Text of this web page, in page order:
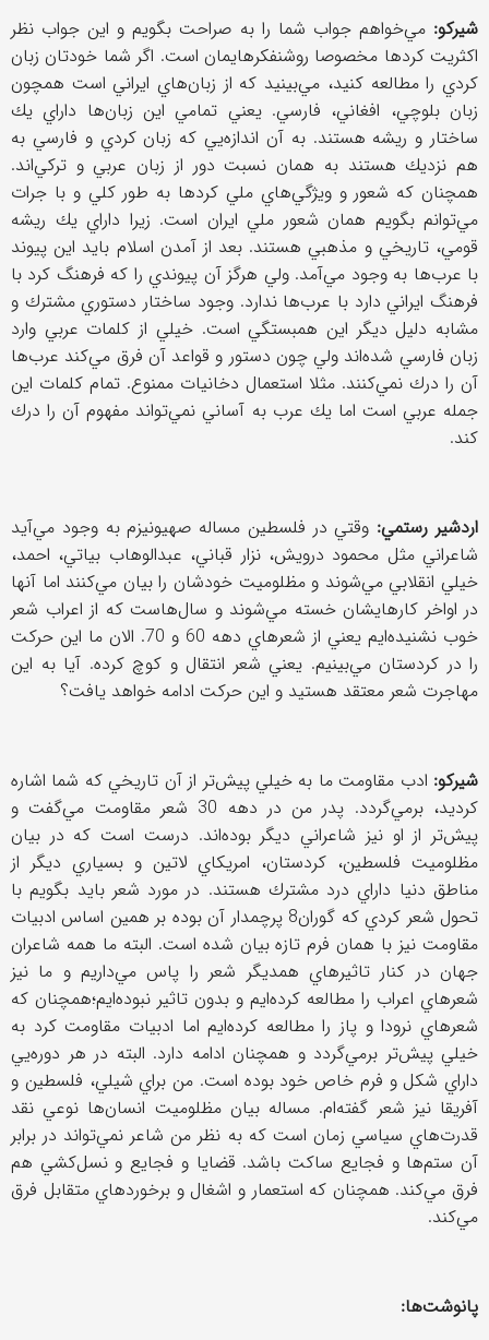
شيركو: مي‌خواهم جواب شما را به صراحت بگويم و اين جواب نظر
اكثريت كردها مخصوصا روشنفكرهايمان است. اگر شما خودتان زبان
كردي را مطالعه كنيد، مي‌بينيد كه از زبان‌هاي ايراني است همچون
زبان بلوچي، افغاني، فارسي. يعني تمامي اين زبان‌ها داراي يك
ساختار و ريشه هستند. به آن اندازه‌يي كه زبان كردي و فارسي به
هم نزديك هستند به همان نسبت دور از زبان عربي و تركي‌اند.
همچنان كه شعور و ويژگي‌هاي ملي كردها به طور كلي و با جرات
مي‌توانم بگويم همان شعور ملي ايران است. زيرا داراي يك ريشه
قومي، تاريخي و مذهبي هستند. بعد از آمدن اسلام بايد اين پيوند
با عرب‌ها به وجود مي‌آمد. ولي هرگز آن پيوندي را كه فرهنگ كرد با
فرهنگ ايراني دارد با عرب‌ها ندارد. وجود ساختار دستوري مشترك و
مشابه دليل ديگر اين همبستگي است. خيلي از كلمات عربي وارد
زبان فارسي شده‌اند ولي چون دستور و قواعد آن فرق مي‌كند عرب‌ها
آن را درك نمي‌كنند. مثلا استعمال دخانيات ممنوع. تمام كلمات اين
جمله عربي است اما يك عرب به آساني نمي‌تواند مفهوم آن را درك
كند.
اردشير رستمي: وقتي در فلسطين مساله صهيونيزم به وجود مي‌آيد
شاعراني مثل محمود درويش، نزار قباني، عبدالوهاب بياتي، احمد،
خيلي انقلابي مي‌شوند و مظلوميت خودشان را بيان مي‌كنند اما آنها
در اواخر كارهايشان خسته مي‌شوند و سال‌هاست كه از اعراب شعر
خوب نشنيده‌ايم يعني از شعرهاي دهه 60 و 70. الان ما اين حركت
را در كردستان مي‌بينيم. يعني شعر انتقال و كوچ كرده. آيا به اين
مهاجرت شعر معتقد هستيد و اين حركت ادامه خواهد يافت؟
شيركو: ادب مقاومت ما به خيلي پيش‌تر از آن تاريخي كه شما اشاره
كرديد، برمي‌گردد. پدر من در دهه 30 شعر مقاومت مي‌گفت و
پيش‌تر از او نيز شاعراني ديگر بوده‌اند. درست است كه در بيان
مظلوميت فلسطين، كردستان، امريكاي لاتين و بسياري ديگر از
مناطق دنيا داراي درد مشترك هستند. در مورد شعر بايد بگويم با
تحول شعر كردي كه گوران8 پرچمدار آن بوده بر همين اساس ادبيات
مقاومت نيز با همان فرم تازه بيان شده است. البته ما همه شاعران
جهان در كنار تاثيرهاي همديگر شعر را پاس مي‌داريم و ما نيز
شعرهاي اعراب را مطالعه كرده‌ايم و بدون تاثير نبوده‌ايم؛‌همچنان كه
شعرهاي نرودا و پاز را مطالعه كرده‌ايم اما ادبيات مقاومت كرد به
خيلي پيش‌تر برمي‌گردد و همچنان ادامه دارد. البته در هر دوره‌يي
داراي شكل و فرم خاص خود بوده است. من براي شيلي، فلسطين و
آفريقا نيز شعر گفته‌ام. مساله بيان مظلوميت انسان‌ها نوعي نقد
قدرت‌هاي سياسي زمان است كه به نظر من شاعر نمي‌تواند در برابر
آن ستم‌ها و فجايع ساكت باشد. قضايا و فجايع و نسل‌كشي هم
فرق مي‌كند. همچنان كه استعمار و اشغال و برخوردهاي متقابل فرق
مي‌كند.
پانوشت‌ها: